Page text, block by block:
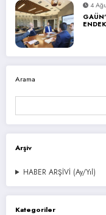
4
Arama
Arşiv
HABER ARŞİVİ (Ay/Yıl)
Kategoriler